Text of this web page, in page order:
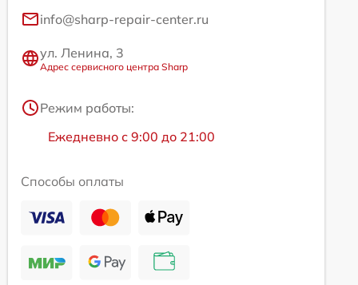
info@sharp-repair-center.ru
ул. Ленина, 3
Адрес сервисного центра Sharp
Режим работы:
Ежедневно с 9:00 до 21:00
Способы оплаты